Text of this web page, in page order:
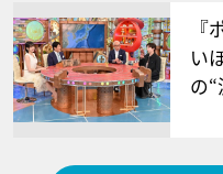
い
の